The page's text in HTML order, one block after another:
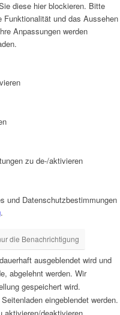
diese hier blockieren. Bitte
und das Aussehen
Anpassungen werden
zu de-/aktivieren
und Datenschutzbestimmungen
.
die Benachrichtigung
ausgeblendet wird und
abgelehnt werden. Wir
gespeichert wird.
eingeblendet werden.